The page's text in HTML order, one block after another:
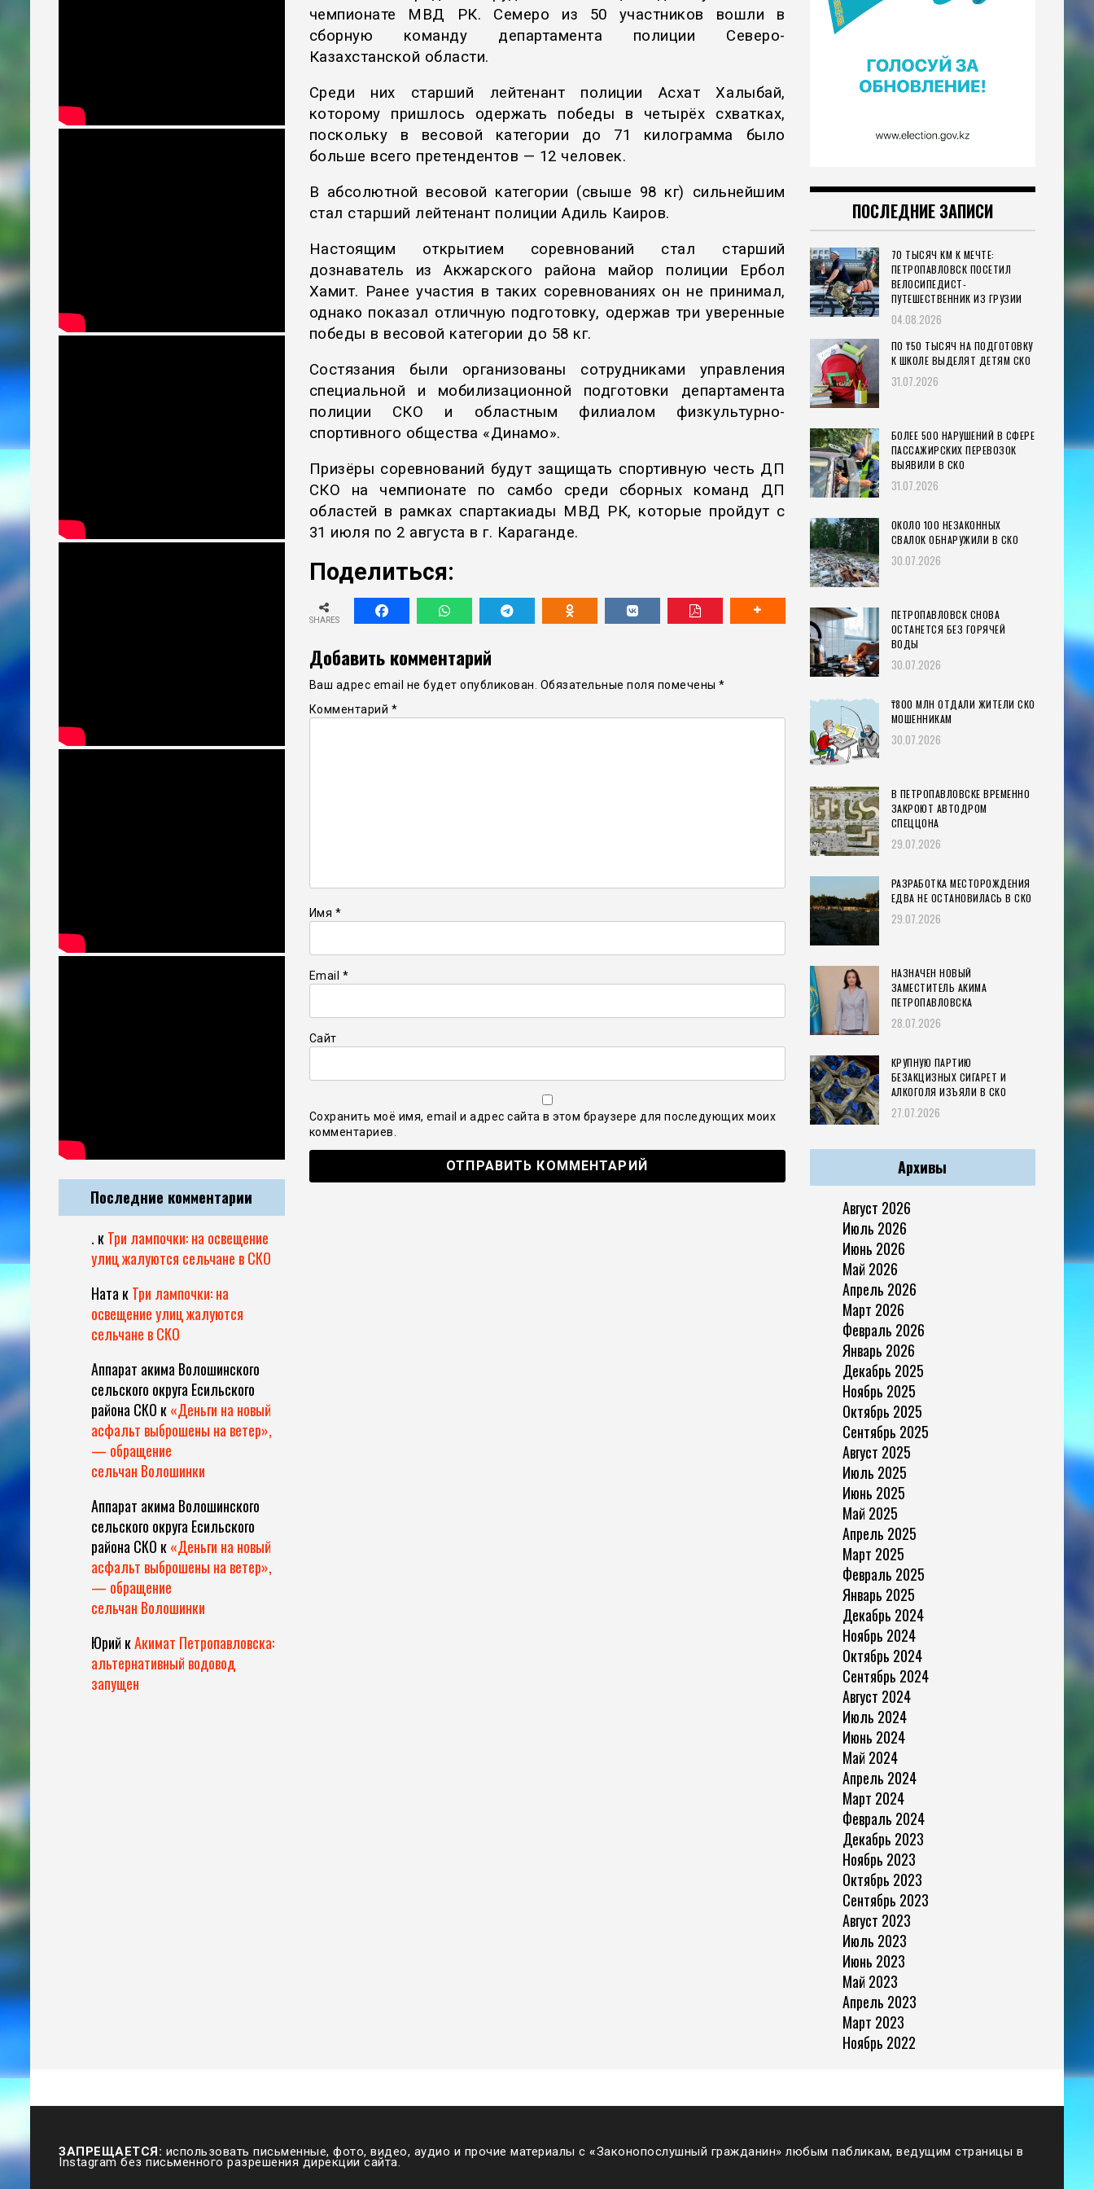
чемпионате МВД РК. Семеро из 50 участников вошли в
сборную команду департамента полиции Северо-
Казахстанской области.
Среди них старший лейтенант полиции Асхат Халыбай,
которому пришлось одержать победы в четырёх схватках,
поскольку в весовой категории до 71 килограмма было
больше всего претендентов — 12 человек.
В абсолютной весовой категории (свыше 98 кг) сильнейшим
стал старший лейтенант полиции Адиль Каиров.
Настоящим открытием соревнований стал старший
дознаватель из Акжарского района майор полиции Ербол
Хамит. Ранее участия в таких соревнованиях он не принимал,
однако показал отличную подготовку, одержав три уверенные
победы в весовой категории до 58 кг.
Состязания были организованы сотрудниками управления
специальной и мобилизационной подготовки департамента
полиции СКО и областным филиалом физкультурно-
спортивного общества «Динамо».
Призёры соревнований будут защищать спортивную честь ДП
СКО на чемпионате по самбо среди сборных команд ДП
областей в рамках спартакиады МВД РК, которые пройдут с
31 июля по 2 августа в г. Караганде.
Поделиться:
SHARES
Добавить комментарий
Ваш адрес email не будет опубликован. Обязательные поля помечены *
Комментарий *
Имя *
Email *
Сайт
Сохранить моё имя, email и адрес сайта в этом браузере для последующих моих
комментариев.
Последние комментарии
. кТри лампочки: на освещение
улиц жалуются сельчане в СКО
Ната кТри лампочки: на
освещение улиц жалуются
сельчане в СКО
Аппарат акима Волошинского
сельского округа Есильского
района СКО к«Деньги на новый
асфальт выброшены на ветер»,
— обращение
сельчан Волошинки
Аппарат акима Волошинского
сельского округа Есильского
района СКО к«Деньги на новый
асфальт выброшены на ветер»,
— обращение
сельчан Волошинки
Юрий кАкимат Петропавловска:
альтернативный водовод
запущен
ПОСЛЕДНИЕ ЗАПИСИ
70 ТЫСЯЧ КМ К МЕЧТЕ:
ПЕТРОПАВЛОВСК ПОСЕТИЛ
ВЕЛОСИПЕДИСТ-
ПУТЕШЕСТВЕННИК ИЗ ГРУЗИИ
04.08.2026
ПО ₸50 ТЫСЯЧ НА ПОДГОТОВКУ
К ШКОЛЕ ВЫДЕЛЯТ ДЕТЯМ СКО
31.07.2026
БОЛЕЕ 500 НАРУШЕНИЙ В СФЕРЕ
ПАССАЖИРСКИХ ПЕРЕВОЗОК
ВЫЯВИЛИ В СКО
31.07.2026
ОКОЛО 100 НЕЗАКОННЫХ
СВАЛОК ОБНАРУЖИЛИ В СКО
30.07.2026
ПЕТРОПАВЛОВСК СНОВА
ОСТАНЕТСЯ БЕЗ ГОРЯЧЕЙ
ВОДЫ
30.07.2026
₸800 МЛН ОТДАЛИ ЖИТЕЛИ СКО
МОШЕННИКАМ
30.07.2026
В ПЕТРОПАВЛОВСКЕ ВРЕМЕННО
ЗАКРОЮТ АВТОДРОМ
СПЕЦЦОНА
29.07.2026
РАЗРАБОТКА МЕСТОРОЖДЕНИЯ
ЕДВА НЕ ОСТАНОВИЛАСЬ В СКО
29.07.2026
НАЗНАЧЕН НОВЫЙ
ЗАМЕСТИТЕЛЬ АКИМА
ПЕТРОПАВЛОВСКА
28.07.2026
КРУПНУЮ ПАРТИЮ
БЕЗАКЦИЗНЫХ СИГАРЕТ И
АЛКОГОЛЯ ИЗЪЯЛИ В СКО
27.07.2026
Архивы
Август 2026
Июль 2026
Июнь 2026
Май 2026
Апрель 2026
Март 2026
Февраль 2026
Январь 2026
Декабрь 2025
Ноябрь 2025
Октябрь 2025
Сентябрь 2025
Август 2025
Июль 2025
Июнь 2025
Май 2025
Апрель 2025
Март 2025
Февраль 2025
Январь 2025
Декабрь 2024
Ноябрь 2024
Октябрь 2024
Сентябрь 2024
Август 2024
Июль 2024
Июнь 2024
Май 2024
Апрель 2024
Март 2024
Февраль 2024
Декабрь 2023
Ноябрь 2023
Октябрь 2023
Сентябрь 2023
Август 2023
Июль 2023
Июнь 2023
Май 2023
Апрель 2023
Март 2023
Ноябрь 2022
ЗАПРЕЩАЕТСЯ: использовать письменные, фото, видео, аудио и прочие материалы с «Законопослушный гражданин» любым пабликам, ведущим страницы в
Instagram без письменного разрешения дирекции сайта.